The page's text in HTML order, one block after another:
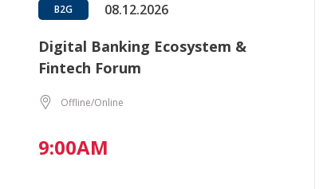
B2G 08.12.2026
Digital Banking Ecosystem &
Fintech Forum
Offline/Online
9:00AM